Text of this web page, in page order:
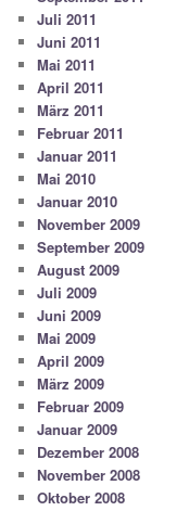
Juli 2011
Juni 2011
Mai 2011
April 2011
März 2011
Februar 2011
Januar 2011
Mai 2010
Januar 2010
November 2009
September 2009
August 2009
Juli 2009
Juni 2009
Mai 2009
April 2009
März 2009
Februar 2009
Januar 2009
Dezember 2008
November 2008
Oktober 2008